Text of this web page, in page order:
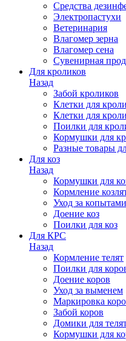
Средства
Электропастухи
Ветеринария
Влагомер зерна
Влагомер сена
Сувенирная
Для кроликов
Назад
Забой кроликов
Клетки для
Клетки для
Поилки для
Кормушки для
Разные товары
Для коз
Назад
Кормушки для
Кормление
Уход за
Доение коз
Поилки для коз
Для КРС
Назад
Кормление телят
Поилки для
Доение коров
Уход за выменем
Маркировка
Забой коров
Домики для
Кормушки для